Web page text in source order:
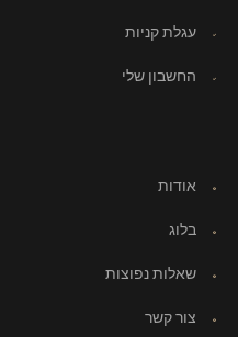
עגלת קניות
החשבון שלי
אודות
בלוג
שאלות נפוצות
צור קשר